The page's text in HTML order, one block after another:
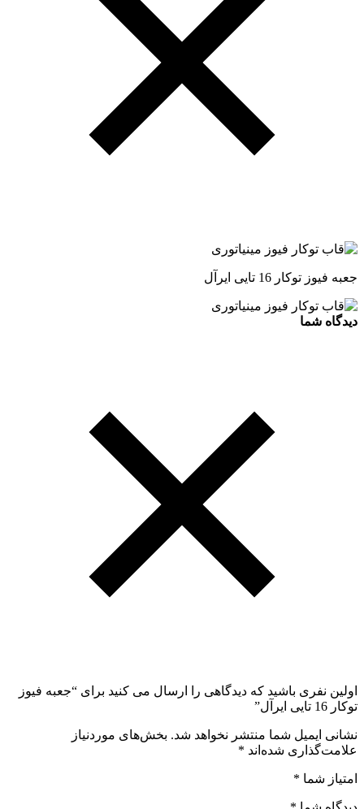
جعبه فیوز توکار 16 تایی ایرآل
دیدگاه شما
اولین نفری باشید که دیدگاهی را ارسال می کنید برای “جعبه فیوز
توکار 16 تایی ایرآل”
نشانی ایمیل شما منتشر نخواهد شد. بخش‌های موردنیاز
علامت‌گذاری شده‌اند *
امتیاز شما *